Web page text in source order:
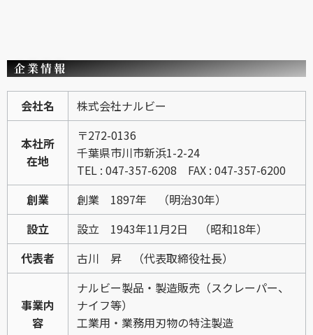
企業情報
会社名 株式会社ナルビー
本社所
在地
〒272-0136
千葉県市川市新浜1-2-24
TEL : 047-357-6208 FAX : 047-357-6200
創業
創業 1897年 （明治30年）
設立
設立 1943年11月2日 （昭和18年）
代表者
古川 昇 （代表取締役社長）
事業内
容
ナルビー製品・製造販売（スクレーパー、
ナイフ等）
工業用・業務用刃物の特注製造